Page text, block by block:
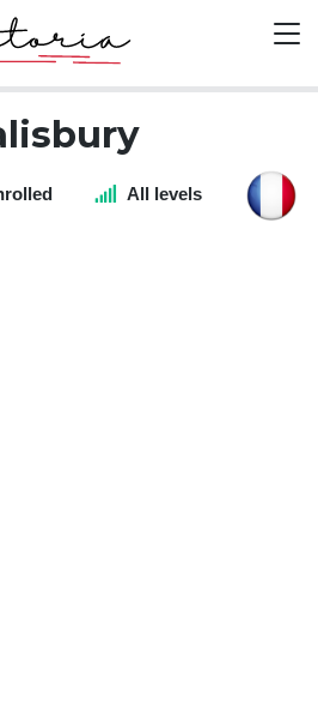
All levels